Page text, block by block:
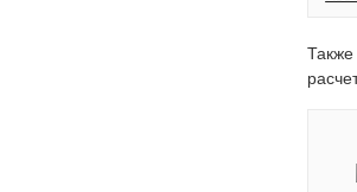
Также